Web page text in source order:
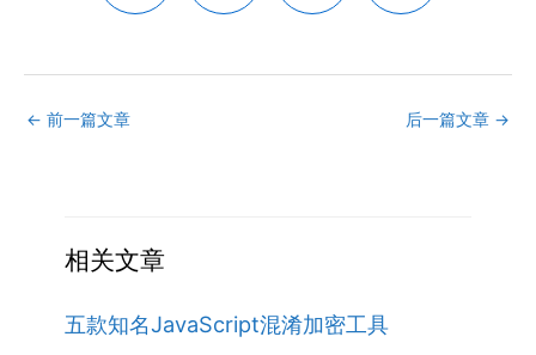
← 前一篇文章 后一篇文章 →
相关文章
五款知名JavaScript混淆加密工具